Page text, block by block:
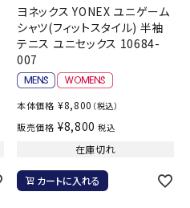
ヨネックス YONEX ユニゲーム
シャツ(フィットスタイル) 半袖
テニス ユニセックス 10684-
007
本体価格 ¥8,800 （税込）
販売価格 ¥8,800 税込
在庫切れ
カートに入れる